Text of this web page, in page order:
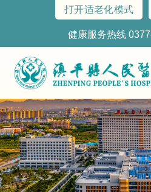
打开适老化模式
健康服务热线